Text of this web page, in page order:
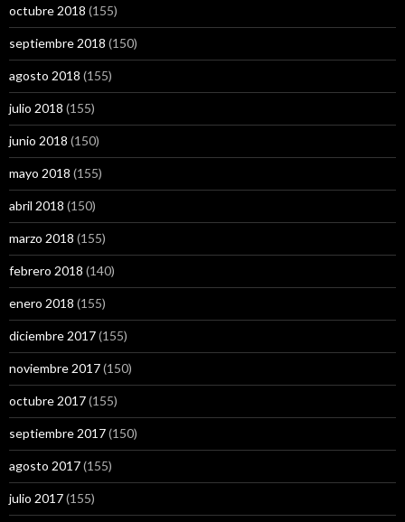
octubre 2018 (155)
septiembre 2018 (150)
agosto 2018 (155)
julio 2018 (155)
junio 2018 (150)
mayo 2018 (155)
abril 2018 (150)
marzo 2018 (155)
febrero 2018 (140)
enero 2018 (155)
diciembre 2017(155)
noviembre 2017(150)
octubre 2017(155)
septiembre 2017(150)
agosto 2017(155)
julio 2017(155)